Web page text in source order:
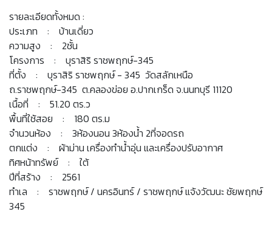
รายละเอียดทั้งหมด :
ประเภท : บ้านเดี่ยว
ความสูง : 2ชั้น
โครงการ : บุราสิริ ราชพฤกษ์-345
ที่ตั้ง : บุราสิริ ราชพฤกษ์ - 345 วัดสลักเหนือ
ถ.ราชพฤกษ์-345 ต.คลองข่อย อ.ปากเกร็ด จ.นนทบุรี 11120
เนื้อที่ : 51.20 ตร.ว
พื้นที่ใช้สอย : 180 ตร.ม
จำนวนห้อง : 3ห้องนอน 3ห้องน้ำ 2ที่จอดรถ
ตกแต่ง : ผ้าม่าน เครื่องทำน้ำอุ่น และเครื่องปรับอากาศ
ทิศหน้าทรัพย์ : ใต้
ปีที่สร้าง : 2561
ทำเล : ราชพฤกษ์ / นครอินทร์ / ราชพฤกษ์ แจ้งวัฒนะ ชัยพฤกษ์
345